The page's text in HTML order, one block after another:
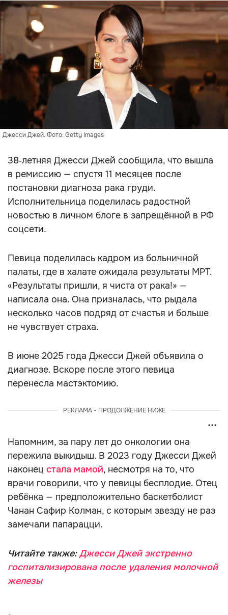
Джесси Джей. Фото: Getty Images
38‑летняя Джесси Джей сообщила, что вышла
в ремиссию — спустя 11 месяцев после
постановки диагноза рака груди.
Исполнительница поделилась радостной
новостью в личном блоге в запрещённой в РФ
соцсети.
Певица поделилась кадром из больничной
палаты, где в халате ожидала результаты МРТ.
«Результаты пришли, я чиста от рака!» —
написала она. Она призналась, что рыдала
несколько часов подряд от счастья и больше
не чувствует страха.
В июне 2025 года Джесси Джей объявила о
диагнозе. Вскоре после этого певица
перенесла мастэктомию.
РЕКЛАМА - ПРОДОЛЖЕНИЕ НИЖЕ
Напомним, за пару лет до онкологии она
пережила выкидыш. В 2023 году Джесси Джей
наконец стала мамой, несмотря на то, что
врачи говорили, что у певицы бесплодие. Отец
ребёнка — предположительно баскетболист
Чанан Сафир Колман, с которым звезду не раз
замечали папарацци.
Читайте также:Джесси Джей экстренно
госпитализирована после удаления молочной
железы